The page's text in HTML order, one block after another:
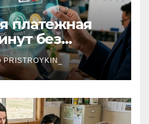
платежная
без
и участия
в
стейблкоине
PRISTROYKIN_